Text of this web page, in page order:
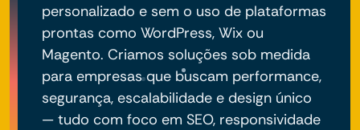
personalizado e sem o uso de plataformas
prontas como WordPress, Wix ou
Magento. Criamos soluções sob medida
para empresas que buscam performance,
segurança, escalabilidade e design único
— tudo com foco em SEO, responsividade